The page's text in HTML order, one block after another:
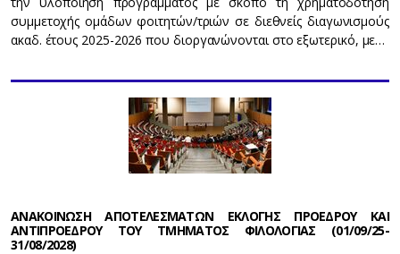
συμμετοχής ομάδων φοιτητών/τριών σε διεθνείς διαγωνισμούς
ακαδ. έτους 2025-2026 που διοργανώνονται στο εξωτερικό, με…
ΑΝΑΚΟΙΝΩΣΗ ΑΠΟΤΕΛΕΣΜΑΤΩΝ ΕΚΛΟΓΗΣ ΠΡΟΕΔΡΟΥ ΚΑΙ
ΑΝΤΙΠΡΟΕΔΡΟΥ ΤΟΥ ΤΜΗΜΑΤΟΣ ΦΙΛΟΛΟΓΙΑΣ (01/09/25-
31/08/2028)